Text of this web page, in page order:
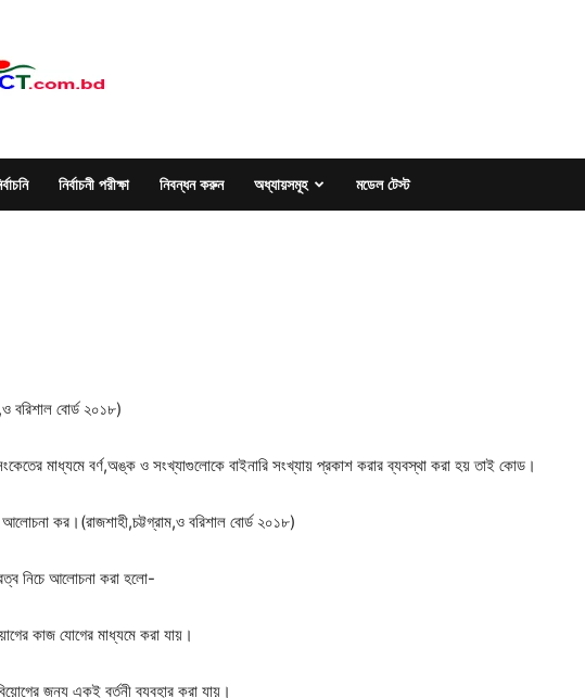
নির্বাচনী পরীক্ষা নিবন্ধন করুন অধ্যায়সমূহ মডেল টেস্ট
বরিশাল বোর্ড ২০১৮)
মাধ্যমে বর্ণ,অঙ্ক ও সংখ্যাগুলোকে বাইনারি সংখ্যায় প্রকাশ করার ব্যবস্থা করা হয় তাই কোড।
কর।(রাজশাহী,চট্টগ্রাম,ও বরিশাল বোর্ড ২০১৮)
নিচে আলোচনা করা হলো-
কাজ যোগের মাধ্যমে করা যায়।
জন্য একই বর্তনী ব্যবহার করা যায়।